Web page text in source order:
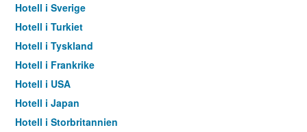
Hotell i Sverige
Hotell i Turkiet
Hotell i Tyskland
Hotell i Frankrike
Hotell i USA
Hotell i Japan
Hotell i Storbritannien